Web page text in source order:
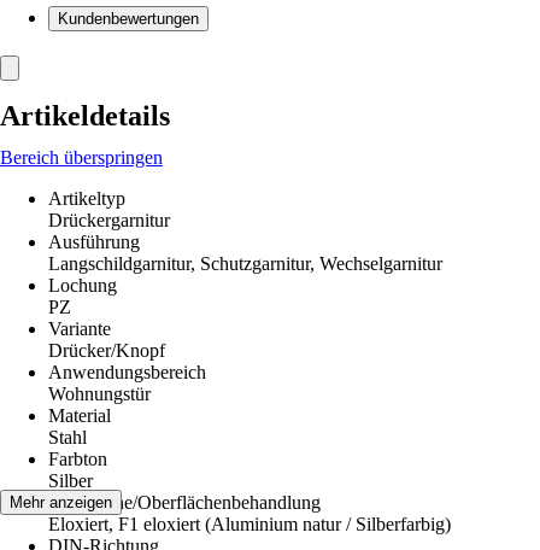
Kundenbewertungen
Artikeldetails
Bereich überspringen
Artikeltyp
Drückergarnitur
Ausführung
Langschildgarnitur, Schutzgarnitur, Wechselgarnitur
Lochung
PZ
Variante
Drücker/Knopf
Anwendungsbereich
Wohnungstür
Material
Stahl
Farbton
Silber
Oberfläche/Oberflächenbehandlung
Eloxiert, F1 eloxiert (Aluminium natur / Silberfarbig)
DIN-Richtung
Mehr anzeigen